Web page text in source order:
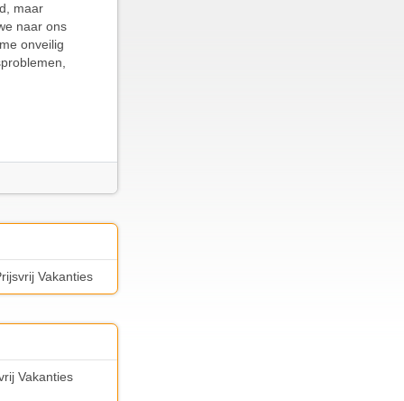
maar
naar ons
onveilig
Vakanties
Vakanties